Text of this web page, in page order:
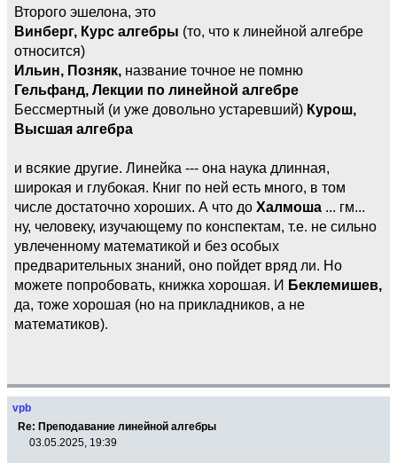
Второго эшелона, это
Винберг, Курс алгебры (то, что к линейной алгебре
относится)
Ильин, Позняк, название точное не помню
Гельфанд, Лекции по линейной алгебре
Бессмертный (и уже довольно устаревший) Курош,
Высшая алгебра
и всякие другие. Линейка --- она наука длинная,
широкая и глубокая. Книг по ней есть много, в том
числе достаточно хороших. А что до Халмоша ... гм...
ну, человеку, изучающему по конспектам, т.е. не сильно
увлеченному математикой и без особых
предварительных знаний, оно пойдет вряд ли. Но
можете попробовать, книжка хорошая. И Беклемишев,
да, тоже хорошая (но на прикладников, а не
математиков).
vpb
Re: Преподавание линейной алгебры
03.05.2025, 19:39